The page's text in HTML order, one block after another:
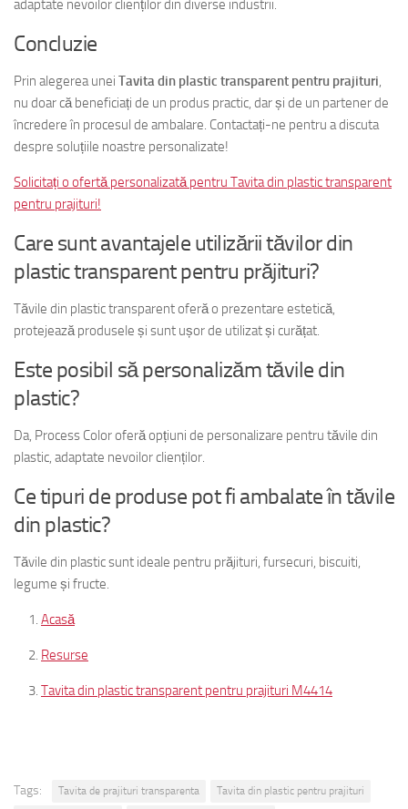
adaptate nevoilor clienților din diverse industrii.
Concluzie
Prin alegerea unei Tavita din plastic transparent pentru prajituri,
nu doar că beneficiați de un produs practic, dar și de un partener de
încredere în procesul de ambalare. Contactați-ne pentru a discuta
despre soluțiile noastre personalizate!
Solicitați o ofertă personalizată pentru Tavita din plastic transparent
pentru prajituri!
Care sunt avantajele utilizării tăvilor din
plastic transparent pentru prăjituri?
Tăvile din plastic transparent oferă o prezentare estetică,
protejează produsele și sunt ușor de utilizat și curățat.
Este posibil să personalizăm tăvile din
plastic?
Da, Process Color oferă opțiuni de personalizare pentru tăvile din
plastic, adaptate nevoilor clienților.
Ce tipuri de produse pot fi ambalate în tăvile
din plastic?
Tăvile din plastic sunt ideale pentru prăjituri, fursecuri, biscuiti,
legume și fructe.
Acasă
Resurse
Tavita din plastic transparent pentru prajituri M4414
Tags: Tavita de prajituri transparenta
Tavita din plastic pentru prajituri